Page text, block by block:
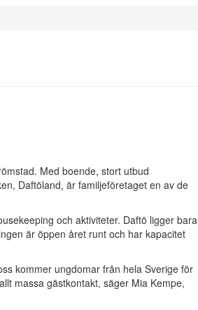
Med boende, stort utbud
Daftöland, är familjeföretaget en av de
och aktiviteter. Daftö ligger bara
är öppen året runt och har kapacitet
kommer ungdomar från hela Sverige för
massa gästkontakt, säger Mia Kempe,